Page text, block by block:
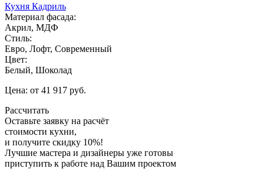
Кухня Кадриль
Материал фасада:
Акрил, МДФ
Стиль:
Евро, Лофт, Современный
Цвет:
Белый, Шоколад
Цена: от 41 917 руб.
Рассчитать
Оставьте заявку на расчёт
стоимости кухни,
и получите скидку 10%!
Лучшие мастера и дизайнеры уже готовы
приступить к работе над Вашим проектом